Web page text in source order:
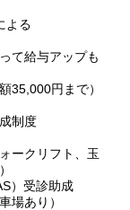
よる
て給与アップも
35,000円まで）
制度
ークリフト、玉
）受診助成
場あり）